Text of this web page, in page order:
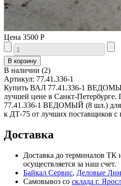
Цена 3500 Р
В наличии (2)
Артикул: 77.41.336-1
Купить ВАЛ 77.41.336-1
лучшей цене в Санкт-
77.41.336-1 ВЕДОМЫЙ (8 шл.) для
к ДТ-75 от лучших поставщиков с
Доставка
Доставка до терминалов ТК
осуществляется за наш счет.
Байкал Сервис, Деловые
Самовывоз со склада г.